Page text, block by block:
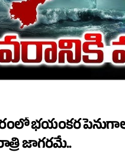
భయంకర
జాగరమే..